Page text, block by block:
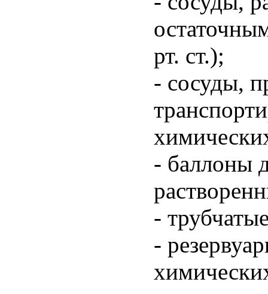
рт. ст.);
- сосуды,
- баллоны
-
-